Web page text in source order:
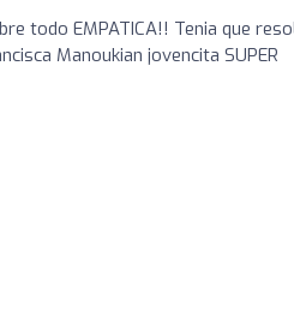
todo EMPATICA!! Tenia que
Manoukian jovencita SUPER